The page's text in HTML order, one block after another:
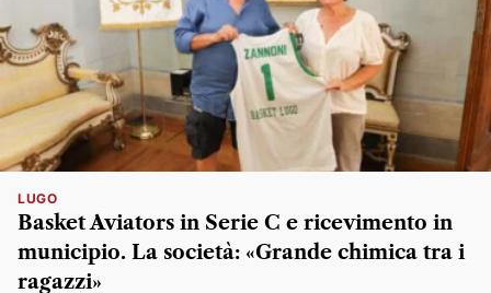
LUGO
Basket Aviators in Serie C e ricevimento in
municipio. La società: «Grande chimica tra i
ragazzi»